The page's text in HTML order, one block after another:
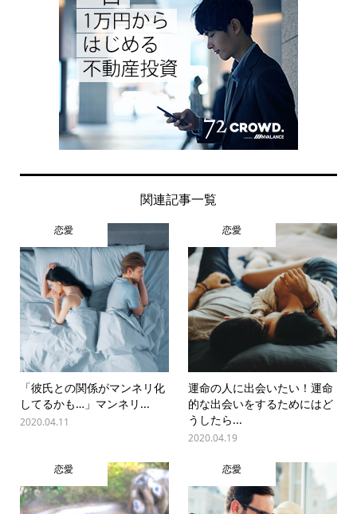
関連記事一覧
恋愛
「彼氏との関係がマンネリ化
してるかも…」マンネリ...
2020.04.11
恋愛
運命の人に出会いたい！運命
的な出会いをするためにはど
うしたら...
2020.04.19
恋愛 恋愛